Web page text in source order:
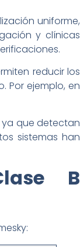
uniforme,
y clínicas
reducir los
Por ejemplo, en
ya que detectan
sistemas han
B